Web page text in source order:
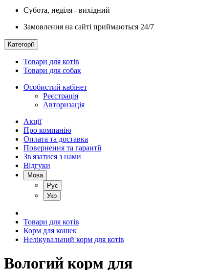
Субота, неділя - вихідний
Замовлення на сайті приймаються 24/7
Категорії
Товари для котів
Товари для собак
Особистий кабінет
Реєстрація
Авторизація
Акції
Про компанію
Оплата та доставка
Повернення та гарантії
Зв'язатися з нами
Відгуки
Мова
Рус
Укр
Товари для котів
Корм для кошек
Нелікувальний корм для котів
Вологий корм для